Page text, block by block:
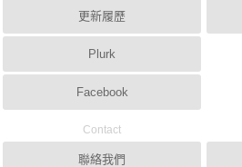
更新履歷
Plurk
Facebook
Contact
聯絡我們